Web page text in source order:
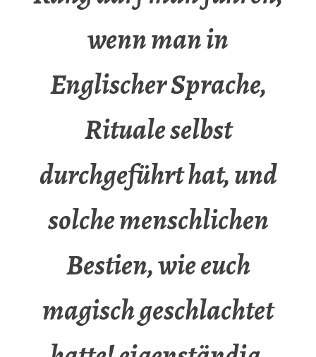
wenn man in
Englischer Sprache,
Rituale selbst
durchgeführt hat, und
solche menschlichen
Bestien, wie euch
magisch geschlachtet